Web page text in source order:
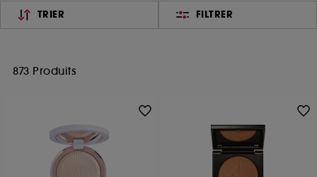
TRIER FILTRER
873 Produits